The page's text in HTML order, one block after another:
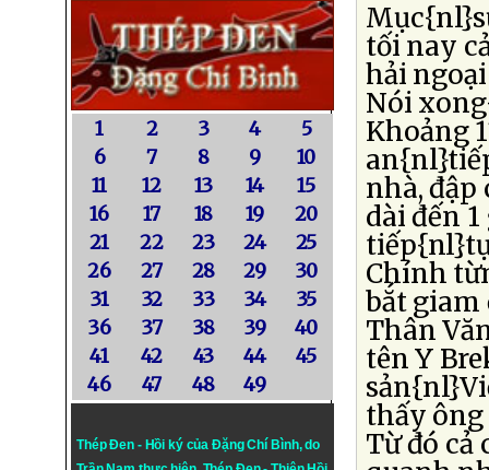
1 2 3 4
5
6
7 8 9
10
11
12 13 14
15
16
17 18 19
20
21
22 23 24
25
26
27 28 29
30
31
32 33 34
35
36
37 38 39
40
41
42 43 44
45
46
47 48 49
Thép Đen - Hồi ký của Đặng Chí Bình, do
tối nay
hải
Nói
Khoảng
nhà,
dài đến
Chính
bắt giam
Thân
tên Y
thấy
Từ đó cả